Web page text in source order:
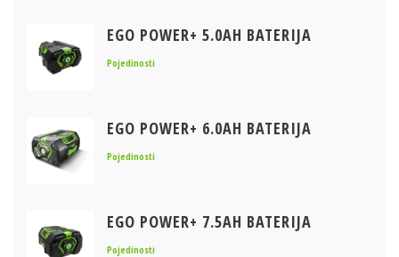
EGO POWER+ 5.0AH BATERIJA
Pojedinosti
EGO POWER+ 6.0AH BATERIJA
Pojedinosti
EGO POWER+ 7.5AH BATERIJA
Pojedinosti